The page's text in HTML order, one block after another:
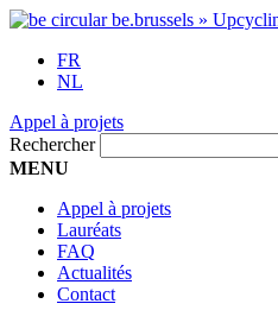
FR
NL
Appel à projets
Rechercher
MENU
Appel à projets
Lauréats
FAQ
Actualités
Contact